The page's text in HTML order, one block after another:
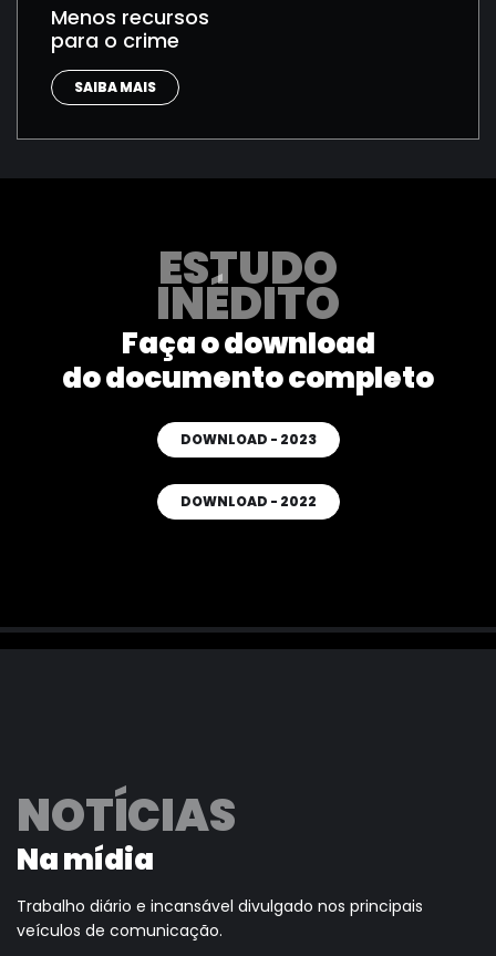
Menos recursos
para o crime
SAIBA MAIS
ESTUDO
INÉDITO
Faça o download
do documento completo
DOWNLOAD - 2023
DOWNLOAD - 2022
NOTÍCIAS
Na mídia
Trabalho diário e incansável divulgado nos principais
veículos de comunicação.